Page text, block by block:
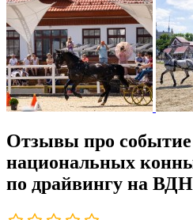
Отзывы про
национальных
по драйвингу на